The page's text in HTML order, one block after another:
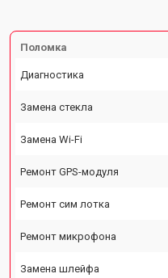
Поломка
Диагностика
Замена стекла
Замена Wi-Fi
Ремонт GPS-модуля
Ремонт сим лотка
Ремонт микрофона
Замена шлейфа